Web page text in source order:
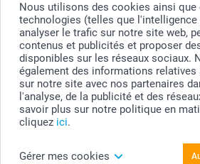
Nous utilisons des cookies ainsi que
technologies (telles que
analyser le trafic sur notre site web,
contenus et publicités et proposer
disponibles sur les réseaux sociaux.
également des informations relatives
sur notre site avec nos partenaires
l'analyse, de la publicité et des
savoir plus sur notre politique en
cliquez ici.
Gérer mes cookies
© smartphoto group. Tous droits réservés
smartphoto group SA.
Siège social : Kwatrechtsteenweg 160, 9230
Numéro de TVA BE 0405.706.755
Numéro d'entreprise 0405.706.755.
Tous les prix sont en EURO (€), TVA